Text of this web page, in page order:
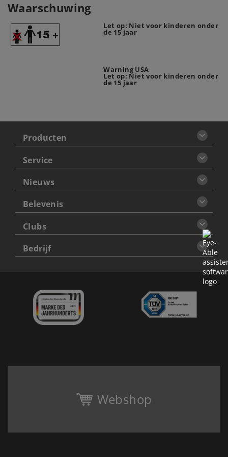
Waarschuwing
Let op: Niet voor kinderen onder
de 15 jaar
Warning USA
Let op: Niet voor kinderen onder
de 15 jaar
Producten
Service
Nieuws
Belevenis
Clubs
Bedrijf
Webshop